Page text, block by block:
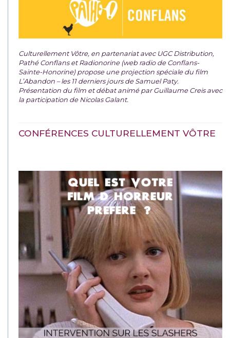
Culturellement Vôtre, en partenariat avec UGC Distribution,
Pathé Conflans et Radionorine (web radio de Conflans-
Sainte-Honorine) propose une projection spéciale du film
L’Abandon – les 11 derniers jours de Samuel Paty.
Présentation du film et débat animé par Guillaume Creis avec
la participation de Nicolas Galant.
CONFÉRENCES CULTURELLEMENT VÔTRE